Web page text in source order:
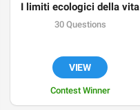
I limiti ecologici della vita
30 Questions
VIEW
Contest Winner